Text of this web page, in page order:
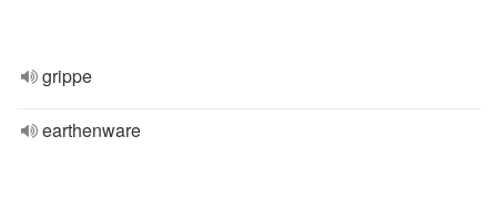
grippe
earthenware